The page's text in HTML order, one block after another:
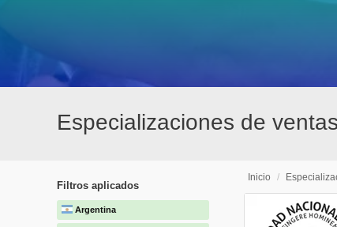
Especializaciones de
Filtros aplicados
Argentina
Inicio /